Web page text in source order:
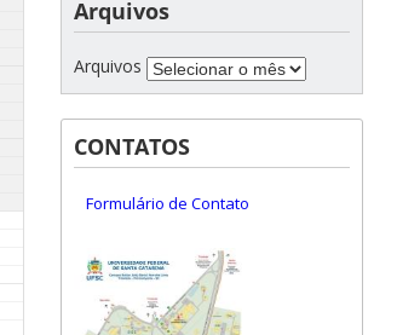
Arquivos
Arquivos
CONTATOS
Formulário de Contato